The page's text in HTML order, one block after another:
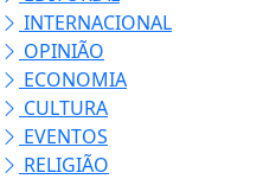
INTERNACIONAL
OPINIÃO
ECONOMIA
CULTURA
EVENTOS
RELIGIÃO